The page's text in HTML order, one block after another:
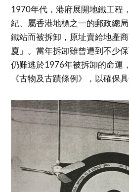
1970年代，港府展開地鐵工程
紀、屬香港地標之一的郵政總
鐵站而被拆卸，原址賣給地產
廈」。當年拆卸雖曾遭到不少
仍難逃於1976年被拆卸的命運
《古物及古蹟條例》，以確保